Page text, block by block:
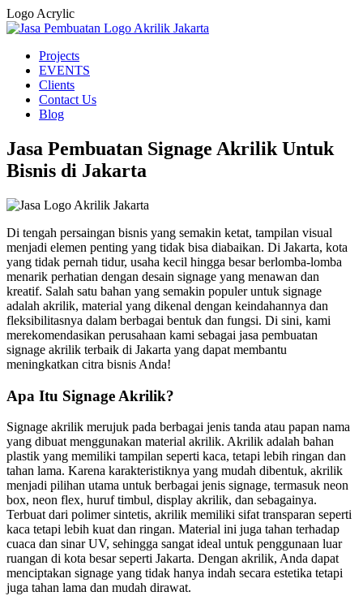
Logo Acrylic
Projects
EVENTS
Clients
Contact Us
Blog
Jasa Pembuatan Signage Akrilik Untuk
Bisnis di Jakarta
Di tengah persaingan bisnis yang semakin ketat, tampilan visual
menjadi elemen penting yang tidak bisa diabaikan. Di Jakarta, kota
yang tidak pernah tidur, usaha kecil hingga besar berlomba-lomba
menarik perhatian dengan desain signage yang menawan dan
kreatif. Salah satu bahan yang semakin populer untuk signage
adalah akrilik, material yang dikenal dengan keindahannya dan
fleksibilitasnya dalam berbagai bentuk dan fungsi. Di sini, kami
merekomendasikan perusahaan kami sebagai jasa pembuatan
signage akrilik terbaik di Jakarta yang dapat membantu
meningkatkan citra bisnis Anda!
Apa Itu Signage Akrilik?
Signage akrilik merujuk pada berbagai jenis tanda atau papan nama
yang dibuat menggunakan material akrilik. Akrilik adalah bahan
plastik yang memiliki tampilan seperti kaca, tetapi lebih ringan dan
tahan lama. Karena karakteristiknya yang mudah dibentuk, akrilik
menjadi pilihan utama untuk berbagai jenis signage, termasuk neon
box, neon flex, huruf timbul, display akrilik, dan sebagainya.
Terbuat dari polimer sintetis, akrilik memiliki sifat transparan seperti
kaca tetapi lebih kuat dan ringan. Material ini juga tahan terhadap
cuaca dan sinar UV, sehingga sangat ideal untuk penggunaan luar
ruangan di kota besar seperti Jakarta. Dengan akrilik, Anda dapat
menciptakan signage yang tidak hanya indah secara estetika tetapi
juga tahan lama dan mudah dirawat.